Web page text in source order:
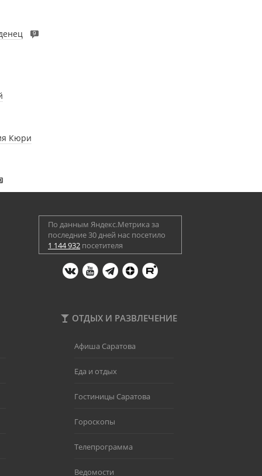
9
Кюри
По данным Яндекс.Метрика за
последние 30 дней нас посетило
1 144 932 посетителя
ОТДЫХ И РАЗВЛЕЧЕНИЕ
Афиша Саратова
Еда и отдых
Гостиницы Саратова
Гороскопы
Телепрограмма
Ведомости